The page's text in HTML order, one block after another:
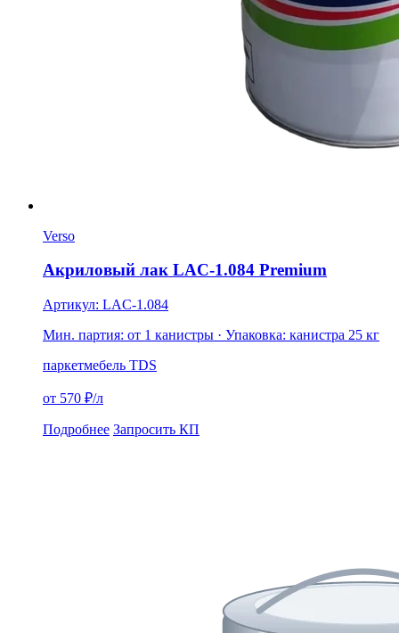
Verso
Акриловый лак LAC-1.084 Premium
Артикул: LAC-1.084
Мин. партия: от 1 канистры · Упаковка: канистра 25 кг
паркетмебель TDS
от 570 ₽/л
Подробнее Запросить КП